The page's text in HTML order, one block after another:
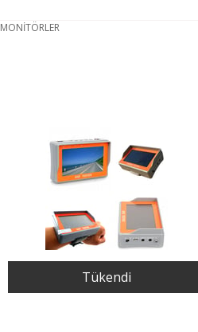
MONİTÖRLER
Tükendi